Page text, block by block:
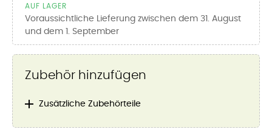
AUF LAGER
Voraussichtliche Lieferung zwischen dem 31. August
und dem 1. September
Zubehör hinzufügen
 Zusätzliche Zubehörteile